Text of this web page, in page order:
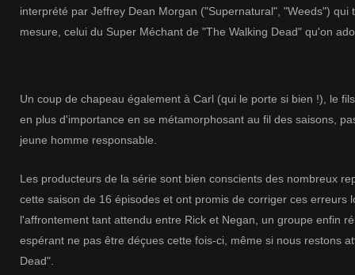
interprété par Jeffrey Dean Morgan ("Supernatural", "Weeds") qui
mesure, celui du Super Méchant de "The Walking Dead" qu'on
Un coup de chapeau également à Carl (qui le porte si bien !), le
en plus d'importance en se métamorphosant au fil des saisons,
jeune homme responsable.
Les producteurs de la série sont bien conscients des nombreux
cette saison de 16 épisodes et ont promis de corriger ces erreurs
l'affrontement tant attendu entre Rick et Negan, un groupe enfin
espérant ne pas être déçues cette fois-ci, même si nous restons
Dead".